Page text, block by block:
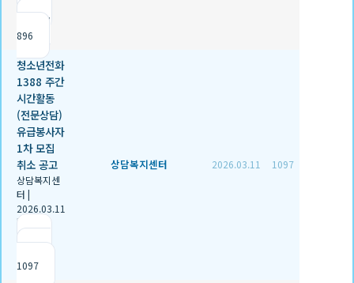
조회
896
청소년전화
1388 주간
시간활동
(전문상담)
유급봉사자
1차 모집
취소 공고
상담복지센
터 |
2026.03.11
|
1097
상담복지센터 2026.03.11 1097